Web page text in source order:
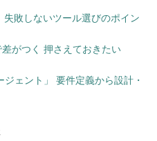
！
Madness 100」
けたであろう。ここから正解
いけない。
トを得て、正解にたどり着く
敗しないツール選びのポイン
差がつく 押さえておきたい
ェント」 要件定義から設計・